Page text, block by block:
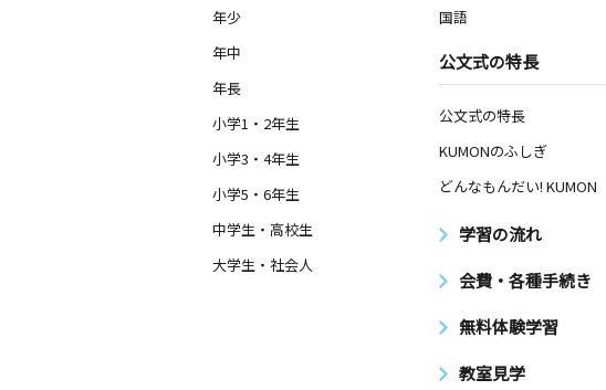
年少
年中
年長
小学1・2年生
小学3・4年生
小学5・6年生
中学生・高校生
大学生・社会人
国語
公文式の特長
公文式の特長
KUMONのふしぎ
どんなもんだい! KUMON
学習の流れ
会費・各種手続き
無料体験学習
教室見学